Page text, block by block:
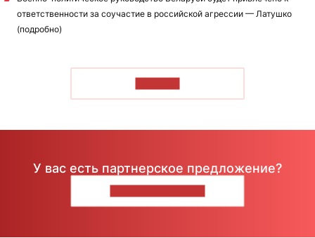
ответственности за соучастие в российской агрессии — Латушко
(подробно)
У вас есть партнерское предложение?